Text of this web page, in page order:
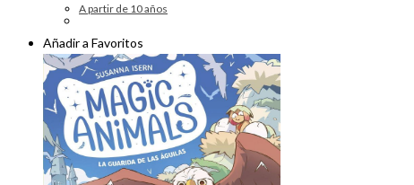
A partir de 10 años
Añadir a Favoritos